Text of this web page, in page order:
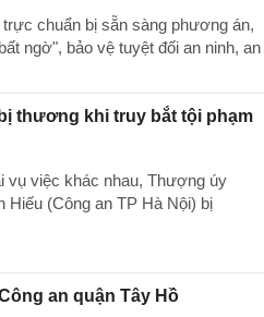
chuẩn bị sẵn sàng phương án,
ngờ", bảo vệ tuyệt đối an ninh, an
thương khi truy bắt tội phạm
vụ việc khác nhau, Thượng úy
(Công an TP Hà Nội) bị
an quận Tây Hồ